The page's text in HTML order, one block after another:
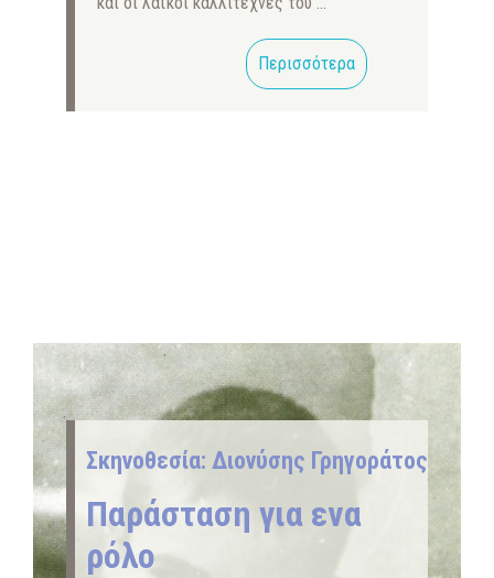
Περισσότερα
Σκηνοθεσία: Διονύσης Γρηγοράτος
Παράσταση για ενα
ρόλο